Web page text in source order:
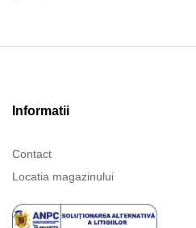
Informatii
Contact
Locatia magazinului